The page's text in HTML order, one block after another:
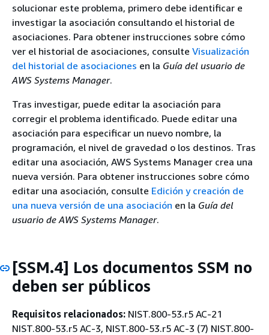
solucionar este problema, primero debe identificar e
investigar la asociación consultando el historial de
asociaciones. Para obtener instrucciones sobre cómo
ver el historial de asociaciones, consulte Visualización
del historial de asociaciones en la Guía del usuario de
AWS Systems Manager.
Tras investigar, puede editar la asociación para
corregir el problema identificado. Puede editar una
asociación para especificar un nuevo nombre, la
programación, el nivel de gravedad o los destinos. Tras
editar una asociación, AWS Systems Manager crea una
nueva versión. Para obtener instrucciones sobre cómo
editar una asociación, consulte Edición y creación de
una nueva versión de una asociación en la Guía del
usuario de AWS Systems Manager.
[SSM.4] Los documentos SSM no
deben ser públicos
Requisitos relacionados: NIST.800-53.r5 AC-21
NIST.800-53.r5 AC-3, NIST.800-53.r5 AC-3 (7) NIST.800-